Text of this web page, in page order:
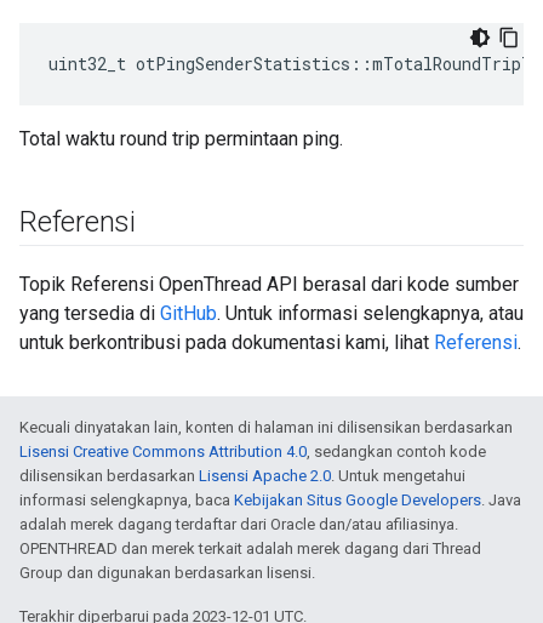
uint32_t otPingSenderStatistics ::
Total waktu round trip permintaan ping.
Referensi
Topik Referensi OpenThread API berasal dari kode sumber
yang tersedia di GitHub. Untuk informasi selengkapnya, atau
untuk berkontribusi pada dokumentasi kami, lihat Referensi.
Kecuali dinyatakan lain, konten di halaman ini dilisensikan berdasarkan
Lisensi Creative Commons Attribution 4.0, sedangkan contoh kode
dilisensikan berdasarkan Lisensi Apache 2.0. Untuk mengetahui
informasi selengkapnya, baca Kebijakan Situs Google Developers. Java
adalah merek dagang terdaftar dari Oracle dan/atau afiliasinya.
OPENTHREAD dan merek terkait adalah merek dagang dari Thread
Group dan digunakan berdasarkan lisensi.
Terakhir diperbarui pada 2023-12-01 UTC.